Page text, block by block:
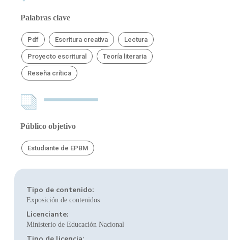
Palabras clave
Pdf Escritura creativa Lectura
Proyecto escritural Teoría literaria
Reseña crítica
Público objetivo
Estudiante de EPBM
Tipo de contenido:
Exposición de contenidos
Licenciante:
Ministerio de Educación Nacional